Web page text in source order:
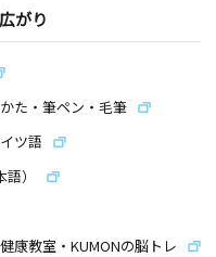
がり
た・筆ペン・毛筆
ツ語
）
康教室・KUMONの脳トレ